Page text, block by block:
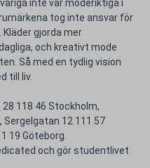
inte var moderiktiga i
tog inte ansvar för
gjorda mer
och kreativt mode
Så med en tydlig vision
till liv.
118 46 Stockholm,
Sergelgatan 12 111 57
19 Göteborg.
och gör studentlivet